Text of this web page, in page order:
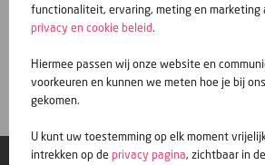
Gratis
functionaliteit, ervaring, meting en marketing
privacy en cookie beleid.
Hiermee passen wij onze website en
voorkeuren en kunnen we meten hoe je bij
gekomen.
U kunt uw toestemming op elk moment
intrekken op deprivacy pagina, zichtbaar in